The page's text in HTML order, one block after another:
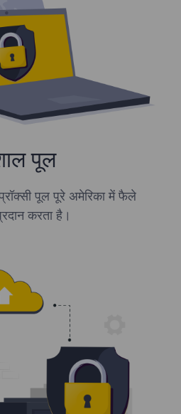
पूल
पूल पूरे अमेरिका में फैले
करता है।